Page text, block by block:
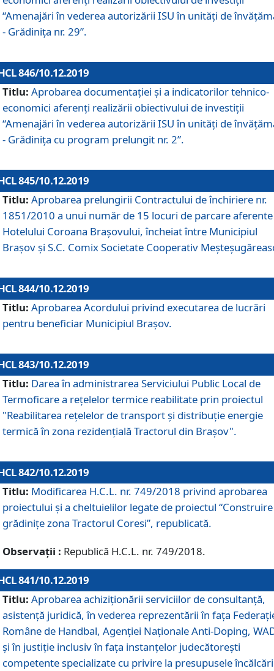
“Amenajări în vederea autorizării ISU în unități de
- Grădinița nr. 29”.
846/10.12.2019
Titlu: Aprobarea documentației și a indicatorilor tehnico-
economici aferenți realizării obiectivului de investiții
“Amenajări în vederea autorizării ISU în unități de
- Grădinița cu program prelungit nr. 2”.
845/10.12.2019
Titlu: Aprobarea prelungirii Contractului de închiriere nr.
1851/2010 a unui număr de 15 locuri de parcare aferente
Hotelului Coroana Brașovului, încheiat între Municipiul
Braşov şi S.C. Comix Societate Cooperativ
844/10.12.2019
Titlu: Aprobarea Acordului privind executarea de lucrări
pentru beneficiar Municipiul Brașov.
843/10.12.2019
Titlu: Darea în administrarea Serviciului Public Local de
Termoficare a rețelelor termice reabilitate prin proiectul
"Reabilitarea reţelelor de transport şi distribuţie energie
termică în zona rezidenţială Tractorul din Braşov".
842/10.12.2019
Titlu: Modificarea H.C.L. nr. 749/2018 privind aprobarea
proiectului și a cheltuielilor legate de proiectul “Construire
grădinițe zona Tractorul Coresi”, republicată.
Observații : Republică H.C.L. nr. 749/2018.
841/10.12.2019
Titlu: Aprobarea achiziționării serviciilor de consultanță,
asistență juridică, în vederea reprezentării în fața
Române de Handbal, Agenției Naționale Anti-Doping,
și în justiție inclusiv în fața instanțelor judecătorești
competente specializate cu privire la presupusele